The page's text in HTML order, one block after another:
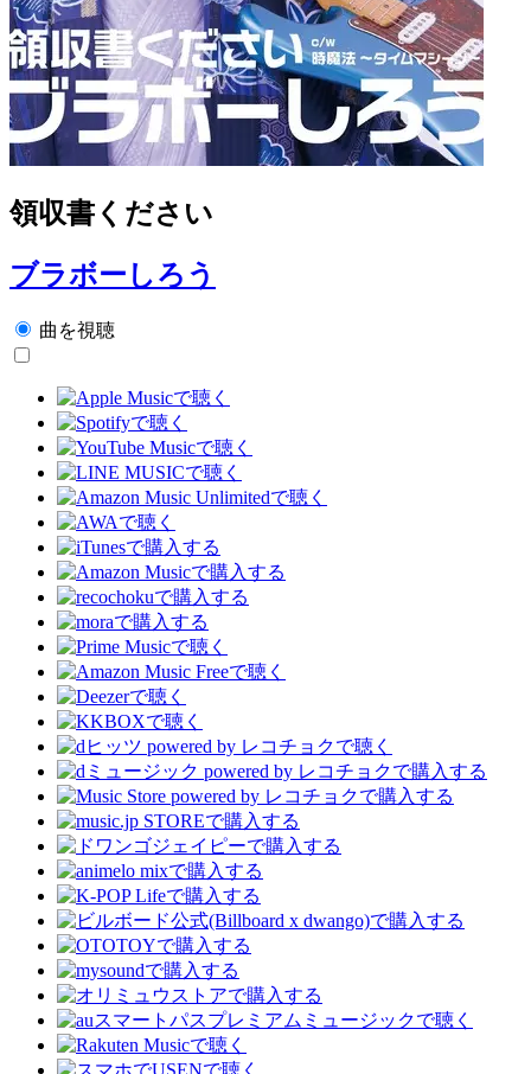
領収書ください
ブラボーしろう
曲を視聴